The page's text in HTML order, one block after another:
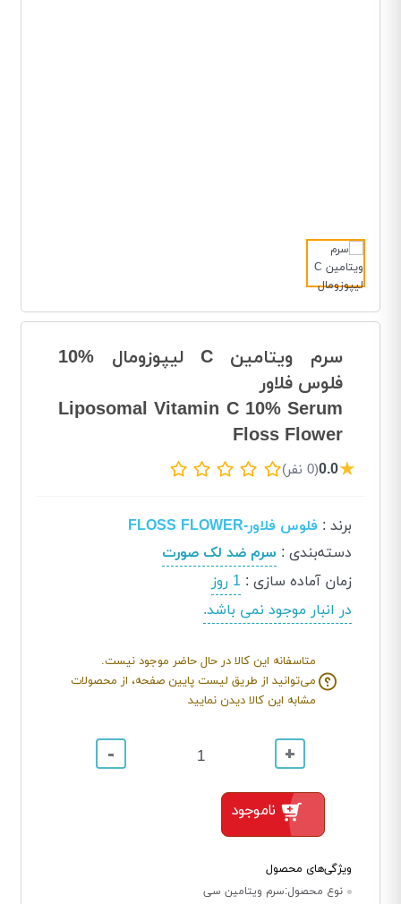
سرم ویتامین C لیپوزومال %10
فلوس فلاور
Liposomal Vitamin C 10% Serum
Floss Flower
★
0.0(0 نفر)
برند : فلوس فلاور-FLOSS FLOWER
دسته‌بندی : سرم ضد لک صورت
زمان آماده سازی :1 روز
در انبار موجود نمی باشد.
متاسفانه این کالا در حال حاضر موجود نیست.
می‌توانید از طریق لیست پایین صفحه، از محصولات
مشابه این کالا دیدن نمایید
+
-
ناموجود
ویژگی‌های محصول
نوع محصول:سرم ویتامین سی